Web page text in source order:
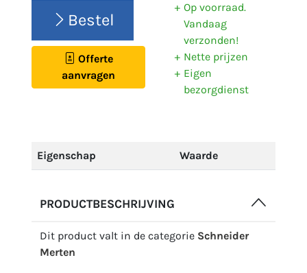
Bestel
Offerte
aanvragen
Op voorraad.
Vandaag
verzonden!
Nette prijzen
Eigen
bezorgdienst
Eigenschap Waarde
PRODUCTBESCHRIJVING
Dit product valt in de categorie Schneider
Merten